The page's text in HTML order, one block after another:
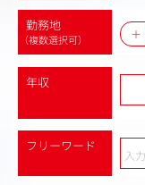
勤務地
（複数選択可）
年収
フリーワード